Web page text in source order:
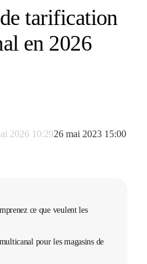
tarification
en 2026
2026 10:2926 mai 2023 15:00
ce que veulent les
pour les magasins de